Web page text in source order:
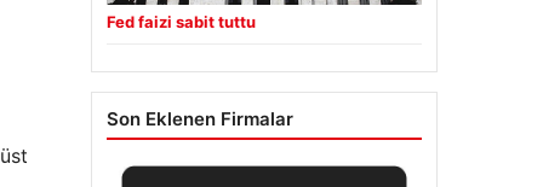
Fed faizi sabit tuttu
Son Eklenen Firmalar